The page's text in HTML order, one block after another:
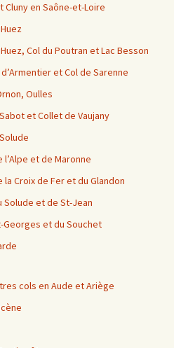
Cluny en Saône-et-Loire
Col du Poutran et Lac Besson
et Col de Sarenne
Oulles
et Collet de Vaujany
et de Maronne
Croix de Fer et du Glandon
Solude et de St-Jean
Georges et du Souchet
cols en Aude et Ariège